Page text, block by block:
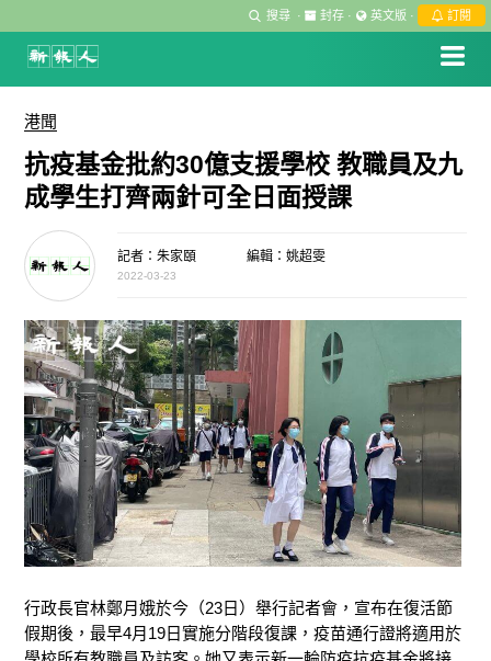
搜尋 · 封存 · 英文版 · 訂閱
港聞
抗疫基金批約30億支援學校 教職員及九
成學生打齊兩針可全日面授課
記者：朱家頤 編輯：姚超雯
2022-03-23
行政長官林鄭月娥於今（23日）舉行記者會，宣布在復活節
假期後，最早4月19日實施分階段復課，疫苗通行證將適用於